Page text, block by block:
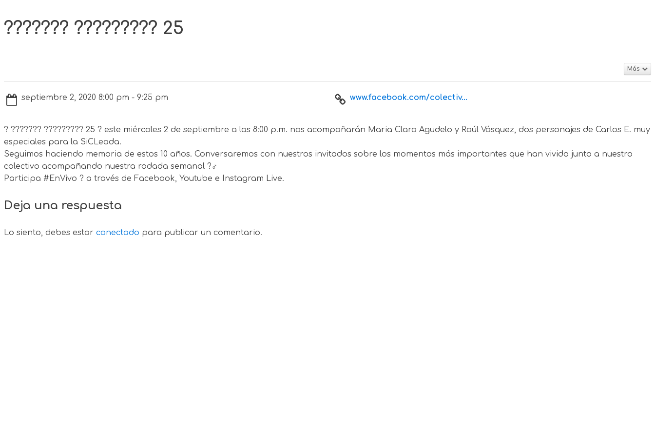
??????? ????????? 25
Más
septiembre 2, 2020 8:00 pm - 9:25 pm www.facebook.com/colectiv...
? ??????? ????????? 25 ? este miércoles 2 de septiembre a las 8:00 p.m. nos acompañarán Maria Clara Agudelo y Raúl Vásquez, dos personajes de Carlos E. muy
especiales para la SiCLeada.
Seguimos haciendo memoria de estos 10 años. Conversaremos con nuestros invitados sobre los momentos más importantes que han vivido junto a nuestro
colectivo acompañando nuestra rodada semanal ?‍♂️
Participa #EnVivo ? a través de Facebook, Youtube e Instagram Live.
Deja una respuesta
Lo siento, debes estar conectado para publicar un comentario.